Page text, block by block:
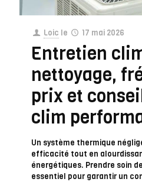
Loic le 17 mai 2026
Entretien
nettoyage,
prix et
clim
Un système thermique
efficacité tout en
énergétiques. Prendre soin
essentiel pour garantir un